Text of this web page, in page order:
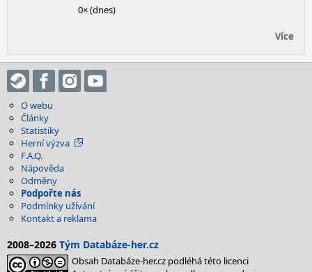
0× (dnes)
Více
O webu
Články
Statistiky
Herní výzva
F.A.Q.
Nápověda
Odměny
Podpořte nás
Podmínky užívání
Kontakt a reklama
2008–2026 Tým Databáze-her.cz
Obsah Databáze-her.cz podléhá této licenci